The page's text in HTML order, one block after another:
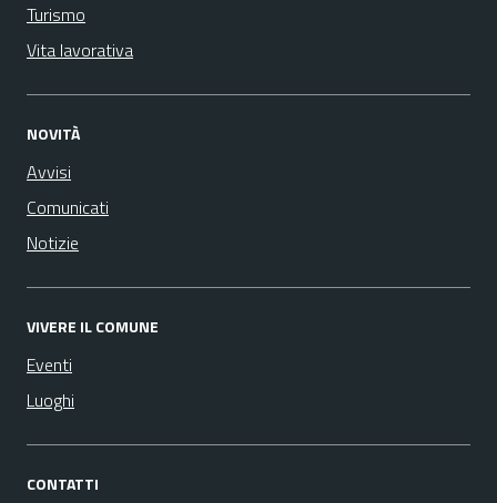
Turismo
Vita lavorativa
NOVITÀ
Avvisi
Comunicati
Notizie
VIVERE IL COMUNE
Eventi
Luoghi
CONTATTI